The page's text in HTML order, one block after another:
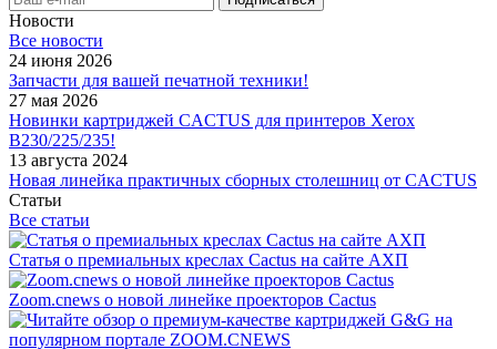
Новости
Все новости
24 июня 2026
Запчасти для вашей печатной техники!
27 мая 2026
Новинки картриджей CACTUS для принтеров Xerox
B230/225/235!
13 августа 2024
Новая линейка практичных сборных столешниц от CACTUS
Статьи
Все статьи
Статья о премиальных креслах Cactus на сайте АХП
Zoom.cnews о новой линейке проекторов Cactus